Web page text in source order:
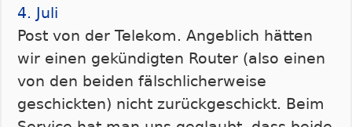
4. Juli
Post von der Telekom. Angeblich hätten
wir einen gekündigten Router (also einen
von den beiden fälschlicherweise
geschickten) nicht zurückgeschickt. Beim